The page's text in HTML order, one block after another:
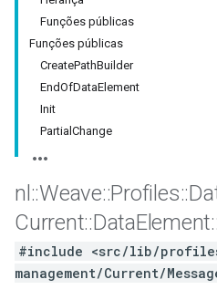
Funções públicas
Funções públicas
CreatePathBuilder
EndOfDataElement
Init
PartialChange
nl ::Weave::Profiles::
Current::DataElement::
#include <src/lib/
management/Current/